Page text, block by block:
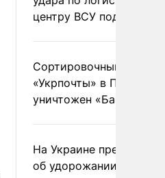
центру ВСУ под Киевом
Сортировочный пункт
«Укрпочты» в
уничтожен
На Украине
об удорожании